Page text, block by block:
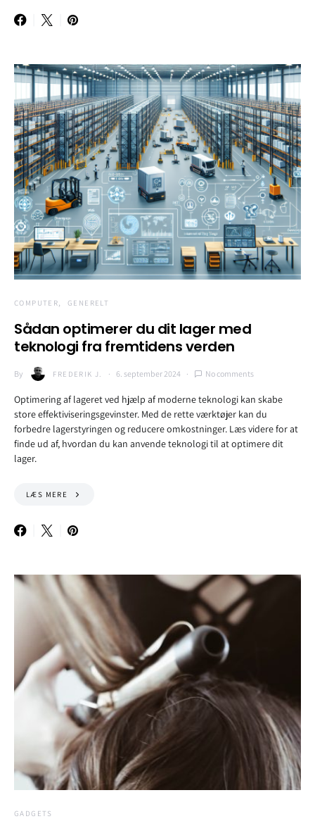
COMPUTER GENERELT
Sådan optimerer du dit lager med
teknologi fra fremtidens verden
By FREDERIK J. 6. september 2024 No comments
Optimering af lageret ved hjælp af moderne teknologi kan skabe
store effektiviseringsgevinster. Med de rette værktøjer kan du
forbedre lagerstyringen og reducere omkostninger. Læs videre for at
finde ud af, hvordan du kan anvende teknologi til at optimere dit
lager.
LÆS MERE
GADGETS